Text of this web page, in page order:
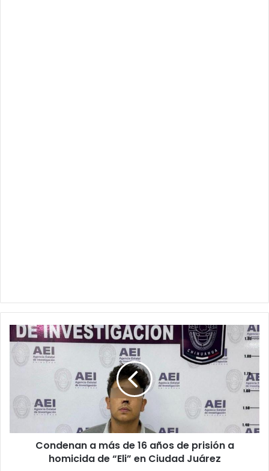
Condenan
a
de
años
prisión
a
homicidaCondenan a más de 16 años de prisión a
homicida de “Eli” en Ciudad Juárez